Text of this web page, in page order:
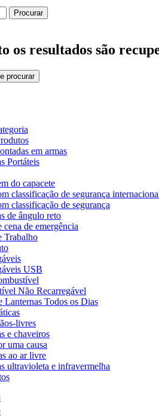
os resultados são
procurar
em armas
Portáteis
do capacete
classificação de segurança
classificação de segurança
de ângulo reto
cena de emergência
Trabalho
USB
Não Recarregável
Lanternas Todos os Dias
livres
e chaveiros
uma causa
ao ar livre
ultravioleta e infravermelha